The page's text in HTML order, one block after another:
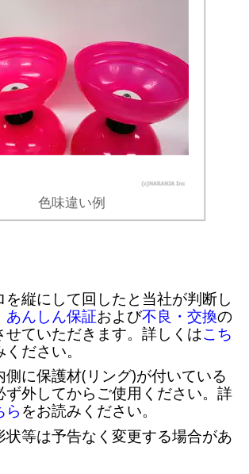
色味違い例
を縦にして回したと当社が判断し
あんしん保証および不良・交換の
せていただきます。詳しくはこち
ださい。
側に保護材(リング)が付いている
ず外してからご使用ください。詳
ら をお読みください。
状等は予告なく変更する場合があ